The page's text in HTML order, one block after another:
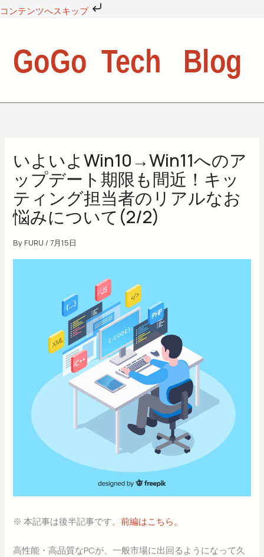
コンテンツへスキップ
内
いよいよWin10→Win11へのア
ップデート期限も間近！キッ
ティング担当者のリアルなお
悩みについて(2/2)
By FURU /7月15日
※ 本記事は後半記事です。前編はこちら。
高性能・高品質なPCが、一般市場に出回るようになって久